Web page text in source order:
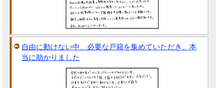
自由に動けない中、必要な戸籍を集めていただき、本
当に助かりました